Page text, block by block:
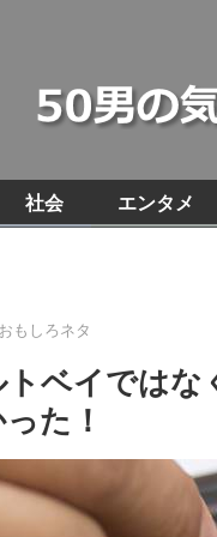
社会 エンタメ
おもしろネタ
ベイでは
た！